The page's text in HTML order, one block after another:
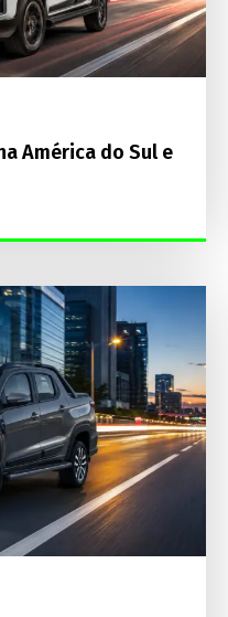
América do Sul e